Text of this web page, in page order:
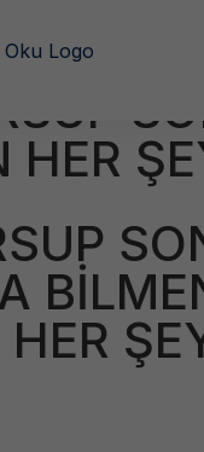
/
HER